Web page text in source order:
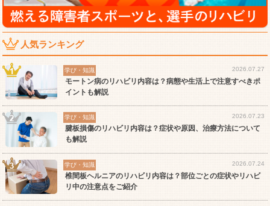
人気ランキング
学び・知識 2026.07.27
モートン病のリハビリ内容は？病態や生活上で注意すべきポ
イントも解説
学び・知識 2026.07.23
腱板損傷のリハビリ内容は？症状や原因、治療方法について
も解説
学び・知識 2026.07.24
椎間板ヘルニアのリハビリ内容は？部位ごとの症状やリハビ
リ中の注意点をご紹介